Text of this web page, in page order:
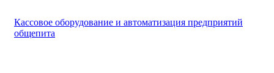
Кассовое оборудование и автоматизация предприятий
общепита